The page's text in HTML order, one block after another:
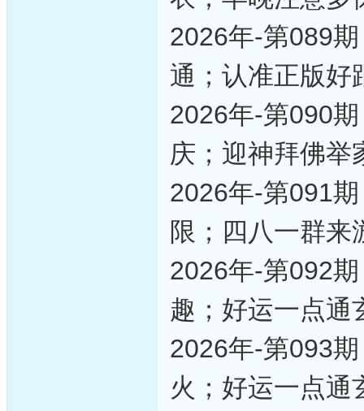
2026年-第089
通；认准正版好
2026年-第090
庆；迎神拜佛举
2026年-第091
限；四八一群来
2026年-第092
趣；好运一点通
2026年-第093
火；好运一点通